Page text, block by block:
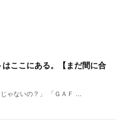
ここにある。【まだ間に合
ゃないの？」 「ＧＡＦ ...